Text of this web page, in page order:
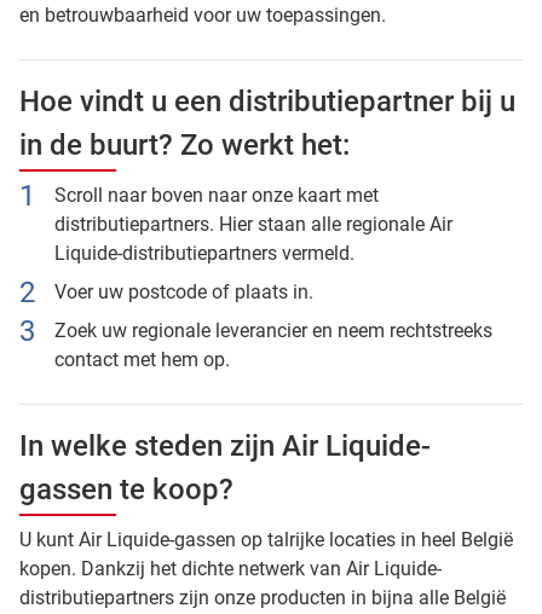
en betrouwbaarheid voor uw toepassingen.
Hoe vindt u een distributiepartner bij u
in de buurt? Zo werkt het:
Scroll naar boven naar onze kaart met
distributiepartners. Hier staan alle regionale Air
Liquide-distributiepartners vermeld.
Voer uw postcode of plaats in.
Zoek uw regionale leverancier en neem rechtstreeks
contact met hem op.
In welke steden zijn Air Liquide-
gassen te koop?
U kunt Air Liquide-gassen op talrijke locaties in heel België
kopen. Dankzij het dichte netwerk van Air Liquide-
distributiepartners zijn onze producten in bijna alle België